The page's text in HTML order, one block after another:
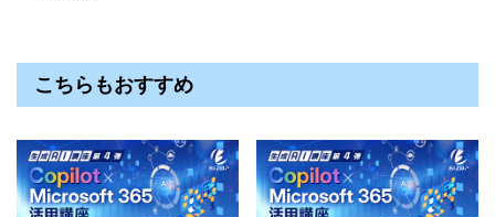
こちらもおすすめ